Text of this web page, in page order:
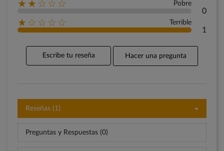
★★☆☆☆ Pobre
0
★☆☆☆☆ Terrible
1
Escribe tu reseña Hacer una pregunta
Reseñas (1)
Preguntas y Respuestas (0)